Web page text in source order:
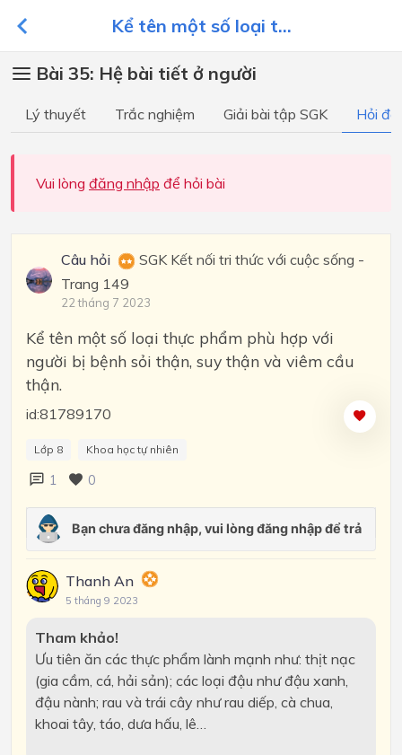
Kể tên một số loại t...
Bài 35: Hệ bài tiết ở người
Lý thuyết Trắc nghiệm Giải bài tập SGK Hỏi
Vui lòng đăng nhập để hỏi bài
Câu hỏi
SGK Kết nối tri thức với cuộc sống -
Trang 149
22 tháng 7 2023
Kể tên một số loại thực phẩm phù hợp với
người bị bệnh sỏi thận, suy thận và viêm cầu
thận.
id:81789170
Lớp 8 Khoa học tự nhiên
1 0
Thanh An
5 tháng 9 2023
Tham khảo!
Ưu tiên ăn các thực phẩm lành mạnh như: thịt nạc
(gia cầm, cá, hải sản); các loại đậu như đậu xanh,
đậu nành; rau và trái cây như rau diếp, cà chua,
khoai tây, táo, dưa hấu, lê…